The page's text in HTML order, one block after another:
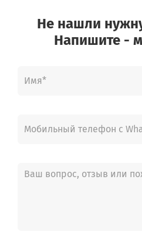
Не нашли
Напишите -